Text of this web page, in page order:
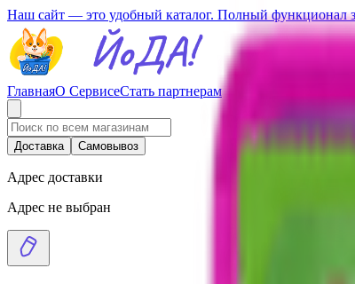
Наш сайт — это удобный каталог. Полный функционал
ГлавнаяО СервисеСтать партнерам
Доставка Самовывоз
Адрес доставки
Адрес не выбран